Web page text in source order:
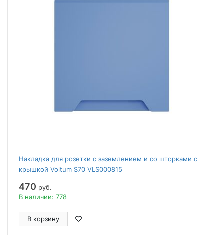
Накладка для розетки с заземлением и со шторками с
крышкой Voltum S70 VLS000815
470 руб.
В наличии: 778
В корзину